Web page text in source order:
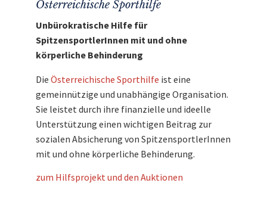
Österreichische Sporthilfe
Unbürokratische Hilfe für
SpitzensportlerInnen mit und ohne
körperliche Behinderung
Die Österreichische Sporthilfe ist eine
gemeinnützige und unabhängige Organisation.
Sie leistet durch ihre finanzielle und ideelle
Unterstützung einen wichtigen Beitrag zur
sozialen Absicherung von SpitzensportlerInnen
mit und ohne körperliche Behinderung.
zum Hilfsprojekt und den Auktionen